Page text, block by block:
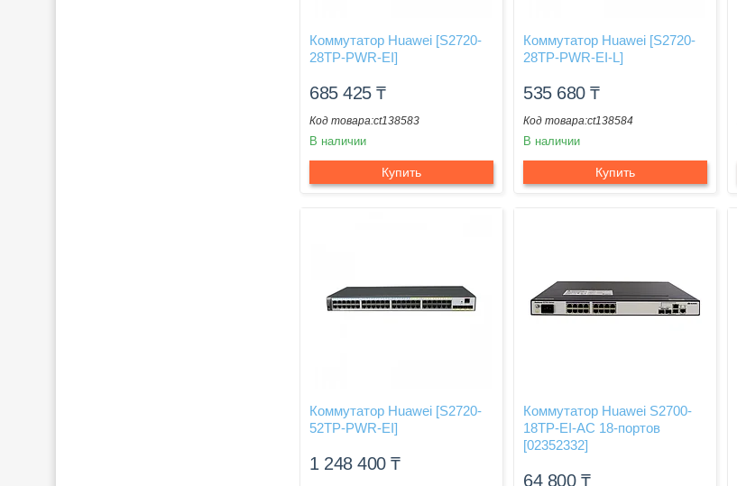
Коммутатор Huawei [S2720-
28TP-PWR-EI]
685 425₸
ct138583
В наличии
Купить
Коммутатор Huawei [S2720-
28TP-PWR-EI-L]
535 680₸
ct138584
В наличии
Купить
Коммутатор Huawei [S2720-
52TP-PWR-EI]
1 248 400₸
Коммутатор Huawei S2700-
18TP-EI-AC 18-портов
[02352332]
64 800 ₸